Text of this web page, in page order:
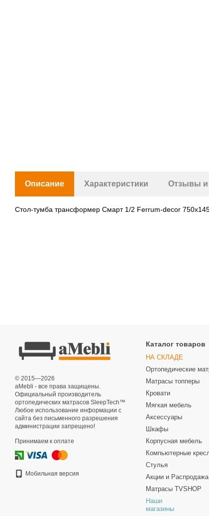
Описание Характеристики Отзывы и
Стол-тумба трансформер Смарт 1/2 Ferrum-decor
© 2015—2026
aMebli - все права защищены.
Официальный производитель
ортопедических матрасов SleepTech™
Любое использование информации с
сайта без письменного разрешения
администрации запрещено!
Принимаем к оплате
Мобильная версия
Каталог товаров
НА СКЛАДЕ
Ортопедические
Матрасы топперы
Кровати
Мягкая мебель
Аксессуары
Шкафы
Корпусная мебель
Компьютерные
Стулья
Акции и Распродажа
Матрасы TVSHOP
Наши
магазины